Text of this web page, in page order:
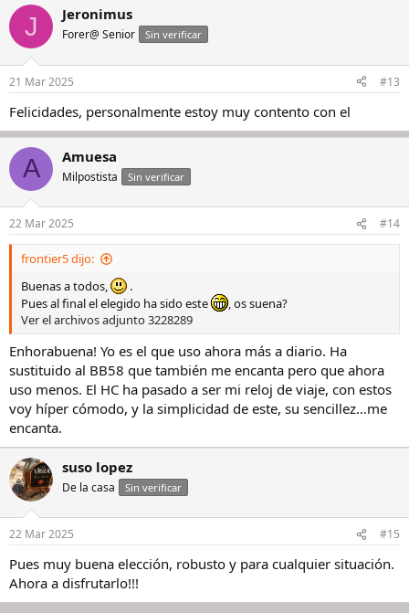
J Jeronimus
Forer@ Senior Sin verificar
21 Mar 2025 #13
Felicidades, personalmente estoy muy contento con el
A Amuesa
Milpostista Sin verificar
22 Mar 2025 #14
frontier5 dijo:
Buenas a todos,
.
Pues al final el elegido ha sido este
, os suena?
Ver el archivos adjunto 3228289
Enhorabuena! Yo es el que uso ahora más a diario. Ha
sustituido al BB58 que también me encanta pero que ahora
uso menos. El HC ha pasado a ser mi reloj de viaje, con estos
voy híper cómodo, y la simplicidad de este, su sencillez…me
encanta.
suso lopez
De la casa Sin verificar
22 Mar 2025 #15
Pues muy buena elección, robusto y para cualquier situación.
Ahora a disfrutarlo!!!